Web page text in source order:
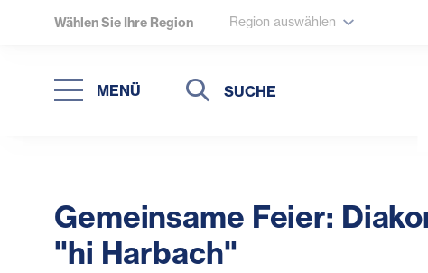
Wählen Sie Ihre Region Region auswählen
MENÜ
Suche
Suche
Gemeinsame Feier:
"hi Harbach"